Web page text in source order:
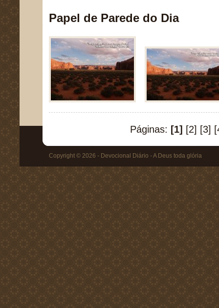
Papel de Parede do Dia
Páginas: [1] [2] [3]
Copyright © 2026 - Devocional Diário - A Deus toda glória